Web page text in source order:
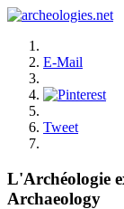
E-Mail
Tweet
L'Archéologie
Archaeology